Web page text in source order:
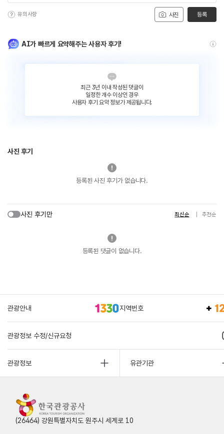
사진
유의사항 등록
AI가 빠르게 요약해주는 사용자 후기!
최근 3년 이내 작성된 댓글이
일정한 개수 이상인 경우
사용자 후기 요약 정보가 제공됩니다.
사진 후기
등록된 사진 후기가 없습니다.
사진 후기만 최신순 추천순
등록된 댓글이 없습니다.
관광안내 지역번호
관광정보 수정/신규요청
관광정보 유관기관
(26464) 강원특별자치도 원주시 세계로 10